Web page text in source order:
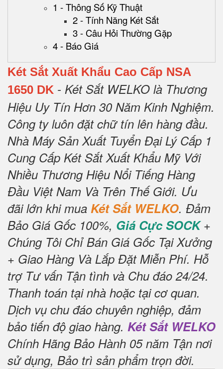
1 - Thông Số Kỹ Thuật
2 - Tính Năng Két Sắt
3 - Câu Hỏi Thường Gặp
4 - Báo Giá
Két Sắt Xuất Khẩu Cao Cấp NSA
1650 DK - Két Sắt WELKO là Thương
Hiệu Uy Tín Hơn 30 Năm Kinh Nghiệm.
Công ty luôn đặt chữ tín lên hàng đầu.
Nhà Máy Sản Xuất Tuyển Đại Lý Cấp 1
Cung Cấp Két Sắt Xuất Khẩu Mỹ Với
Nhiều Thương Hiệu Nổi Tiếng Hàng
Đầu Việt Nam Và Trên Thế Giới. Ưu
đãi lớn khi mua Két Sắt WELKO. Đảm
Bảo Giá Gốc 100%, Giá Cực SOCK+
Chúng Tôi Chỉ Bán Giá Gốc Tại Xưởng
+ Giao Hàng Và Lắp Đặt Miễn Phí. Hỗ
trợ Tư vấn Tận tình và Chu đáo 24/24.
Thanh toán tại nhà hoặc tại cơ quan.
Dịch vụ chu đáo chuyên nghiệp, đảm
bảo tiến độ giao hàng. Két Sắt WELKO
Chính Hãng Bảo Hành 05 năm Tận nơi
sử dụng, Bảo trì sản phẩm trọn đời.